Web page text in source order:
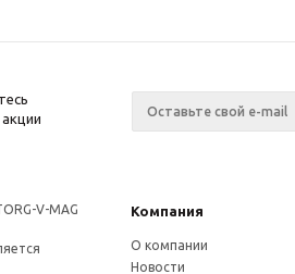
V-MAG Компания
О компании
Новости